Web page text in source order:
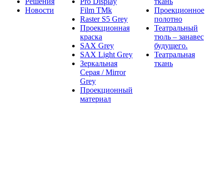
Новости
Film ТМk
Raster S5 Grey
Проекционная
краска
SAX Grey
SAX Light Grey
Зеркальная
Серая / Mirror
Grey
Проекционный
материал
Проекционное
полотно
Театральный
тюль – занавес
будущего.
Театральная
ткань